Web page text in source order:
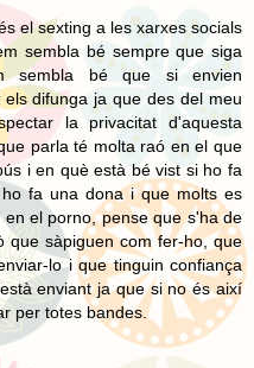
el sexting a les xarxes socials
sembla bé sempre que siga
sembla bé que si envien
difunga ja que des del meu
la privacitat d'aquesta
parla té molta raó en el que
i en què està bé vist si ho fa
fa una dona i que molts es
el porno, pense que s'ha de
que sàpiguen com fer-ho, que
lo i que tinguin confiança
enviant ja que si no és així
per totes bandes.